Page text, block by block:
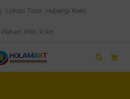
Lokasi Toko Hubungi Kami
Pilih Toko
Search